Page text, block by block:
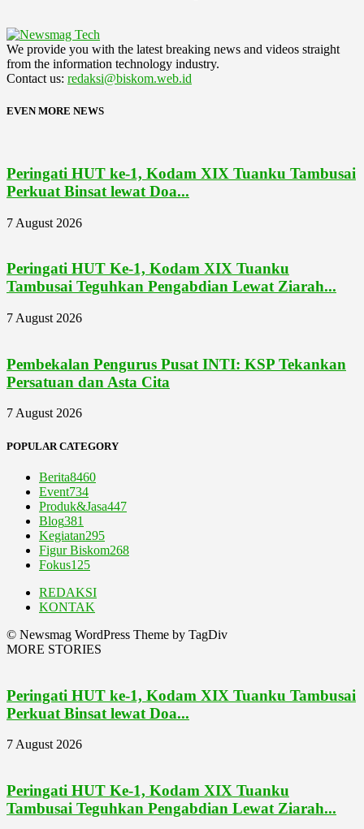
We provide you with the latest breaking news and videos straight
from the information technology industry.
Contact us: redaksi@biskom.web.id
EVEN MORE NEWS
Peringati HUT ke-1, Kodam XIX Tuanku Tambusai
Perkuat Binsat lewat Doa...
7 August 2026
Peringati HUT Ke-1, Kodam XIX Tuanku
Tambusai Teguhkan Pengabdian Lewat Ziarah...
7 August 2026
Pembekalan Pengurus Pusat INTI: KSP Tekankan
Persatuan dan Asta Cita
7 August 2026
POPULAR CATEGORY
Berita8460
Event734
Produk&Jasa447
Blog381
Kegiatan295
Figur Biskom268
Fokus125
REDAKSI
KONTAK
© Newsmag WordPress Theme by TagDiv
MORE STORIES
Peringati HUT ke-1, Kodam XIX Tuanku Tambusai
Perkuat Binsat lewat Doa...
7 August 2026
Peringati HUT Ke-1, Kodam XIX Tuanku
Tambusai Teguhkan Pengabdian Lewat Ziarah...